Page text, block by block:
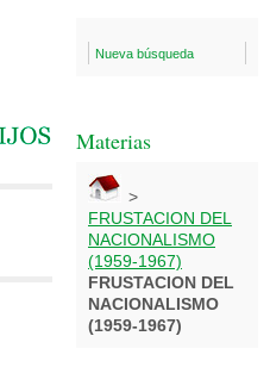
Nueva búsqueda
Materias
>
FRUSTACION DEL
NACIONALISMO
(1959-1967)
FRUSTACION DEL
NACIONALISMO
(1959-1967)